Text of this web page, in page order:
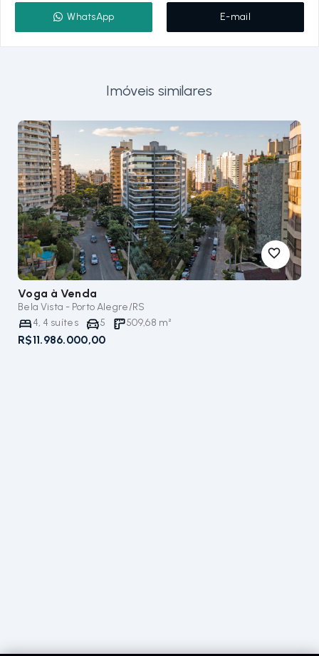
WhatsApp E-mail
Imóveis similares
Voga à Venda
Bela Vista - Porto Alegre/RS
4, 4 suítes 5 509,68 m²
R$11.986.000,00